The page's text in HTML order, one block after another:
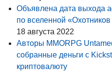
Объявлена дата выхода
по вселенной
18 августа 2022
Авторы MMORPG
собранные деньги с
криптовалюту